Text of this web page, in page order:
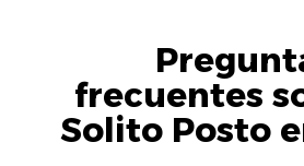
frecuentes
Solito Posto